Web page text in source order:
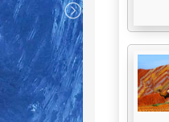
ngoàiTháp
nhà Đường
có 7 tầng
trên đỉnh có